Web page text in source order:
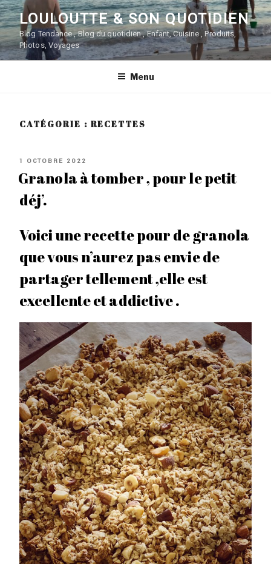
Aller
au
contenu
principal
LOULOUTTE & SON QUOTIDIEN
Blog Tendance , Blog du quotidien , Enfant, Cuisine , Produits,
Photos, Voyages
Menu
CATÉGORIE : RECETTES
PUBLIÉ
1 OCTOBRE 2022
Granola à tomber , pour le petit
déj’.
Voici une recette pour de granola
que vous n’aurez pas envie de
partager tellement ,elle est
excellente et addictive .